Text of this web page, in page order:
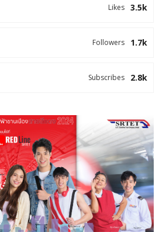
3.5k
Likes
1.7k
Followers
2.8k
Subscribes